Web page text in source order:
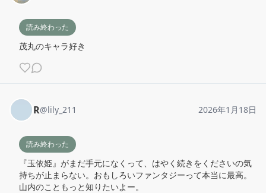
読み終わった
茂丸のキャラ好き
R@lily_211 2026年1月18日
読み終わった
『玉依姫』がまだ手元になくって、はやく続きをくださいの気
持ちが止まらない。おもしろいファンタジーって本当に最高。
山内のこともっと知りたいよー。